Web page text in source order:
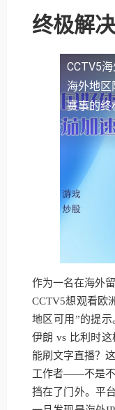
终极解
CCTV5
海外地区
赛事的终
作为一名在海外
CCTV5想观看欧
地区可用”的提
伊朗 vs 比利时
能刷文字直播？
工作者——不是不
挡在了门外。平